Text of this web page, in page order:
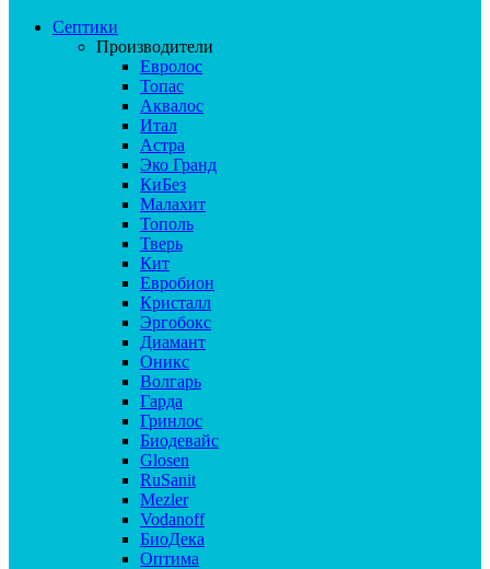
Септики
Производители
Евролос
Топас
Аквалос
Итал
Астра
Эко Гранд
КиБез
Малахит
Тополь
Тверь
Кит
Евробион
Кристалл
Эргобокс
Диамант
Оникс
Волгарь
Гарда
Гринлос
Биодевайс
Glosen
RuSanit
Mezler
Vodanoff
БиоДека
Оптима